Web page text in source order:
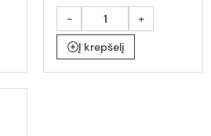
-
+
Į krepšelį